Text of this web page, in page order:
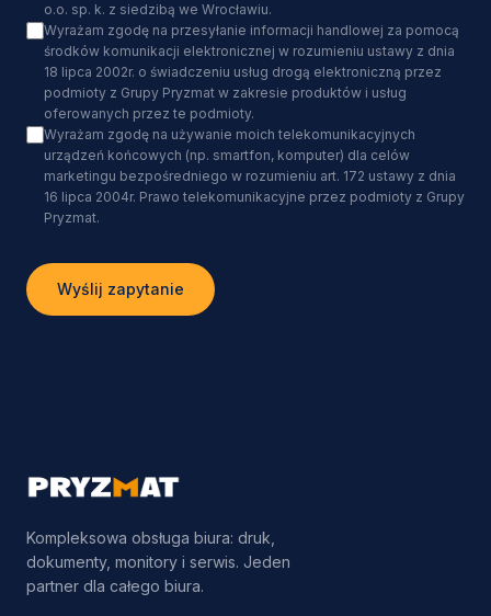
o.o. sp. k. z siedzibą we Wrocławiu.
Wyrażam zgodę na przesyłanie informacji handlowej za pomocą
środków komunikacji elektronicznej w rozumieniu ustawy z dnia
18 lipca 2002r. o świadczeniu usług drogą elektroniczną przez
podmioty z Grupy Pryzmat w zakresie produktów i usług
oferowanych przez te podmioty.
Wyrażam zgodę na używanie moich telekomunikacyjnych
urządzeń końcowych (np. smartfon, komputer) dla celów
marketingu bezpośredniego w rozumieniu art. 172 ustawy z dnia
16 lipca 2004r. Prawo telekomunikacyjne przez podmioty z Grupy
Pryzmat.
Wyślij zapytanie
Kompleksowa obsługa biura: druk,
dokumenty, monitory i serwis. Jeden
partner dla całego biura.